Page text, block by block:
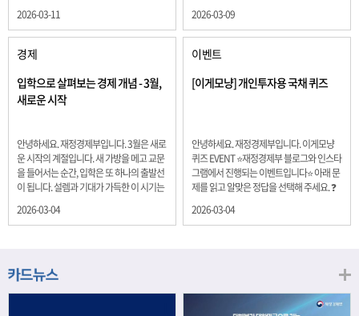
5년물 600억원, 10년물 900억원, 20년물
300억원입니다. 그렇다면 3월 개인투자용
국채의 총 발행 예정 금액은 얼마일까요??
보기 ① 1,600억원 ② 1,700억원 ③ 1,800
억원 ④ 2,000억원 정답 : 1,800억원 참여해
주신 모든 분들 감사합니다! 당첨자분들에
게는 지난 이벤트 블로그 게시글에 비밀댓
전달드립니다.
2026-03-11
료품과 에너지를 제외하고 추세적 흐름을
보여주는 근원물가는 2.3% 상승 향후 지정
학적 요인, 기상여건 등 불확실성이 있는 만
큼, 정부는 체감물가 안정을 위해 총력을 다
할 계획입니다. 특히, 최근 중동 상황으로 국
제유가 변동성이 확대된 만큼, 석유류 가격･
다.
2026-03-09
경제
입학으로 살펴보는 경제 개념 - 3월,
새로운 시작
안녕하세요. 재정경제부입니다. 3월은 새로
운 시작의 계절입니다. 새 가방을 메고 교문
을 들어서는 순간, 입학은 또 하나의 출발선
이 됩니다. 설렘과 기대가 가득한 이 시기는
래를 준비하는 첫 걸음이기도 합니다. 입학
니다. 배움이 쌓이는 시간, 인적자본 학교에
2026-03-04
이벤트
[이게모냥] 개인투자용 국채 퀴즈
안녕하세요. 재정경제부입니다. 이게모냥
퀴즈 EVENT ⭐재정경제부 블로그와 인스타
그램에서 진행되는 이벤트입니다⭐ 아래 문
제를 읽고 알맞은 정답을 선택해 주세요. ❓
을 보이고 있는 개인투자용 국채를 3월에는
20년물 300억원입니다. 그렇다면 3월 개인
까요?? 보기 ① 1,600억원 ② 1,700억원 ③
2026-03-04